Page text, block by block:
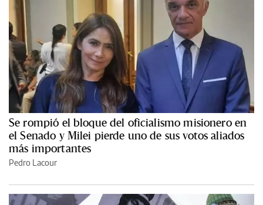
Se rompió el bloque del oficialismo misionero en
el Senado y Milei pierde uno de sus votos aliados
más importantes
Pedro Lacour